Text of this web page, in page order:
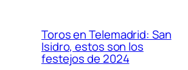
Toros en Telemadrid: San
Isidro, estos son los
festejos de 2024